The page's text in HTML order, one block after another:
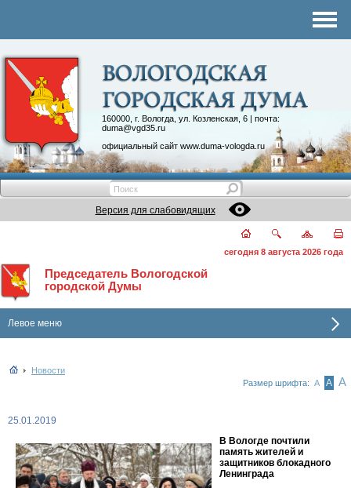
160000, г. Вологда, ул. Козленская, 6 | почта:
duma@vgd35.ru
официальный сайт www.duma-vologda.ru
Контакты
Депутатские объединения
Версия для слабовидящих
сегодня 8 августа 2026 года
Председатель Вологодской
городской Думы
Левое меню
Новости
Размер шрифта: А А А
25.01.2019
В Вологде почтили
память жителей и
защитников блокадного
Ленинграда